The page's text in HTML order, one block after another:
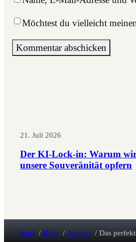
Möchtest du vielleicht
21. Juli 2026
Der KI-Lock-in: Warum
unsere Souveränität opfern
Start Blog Journal Das